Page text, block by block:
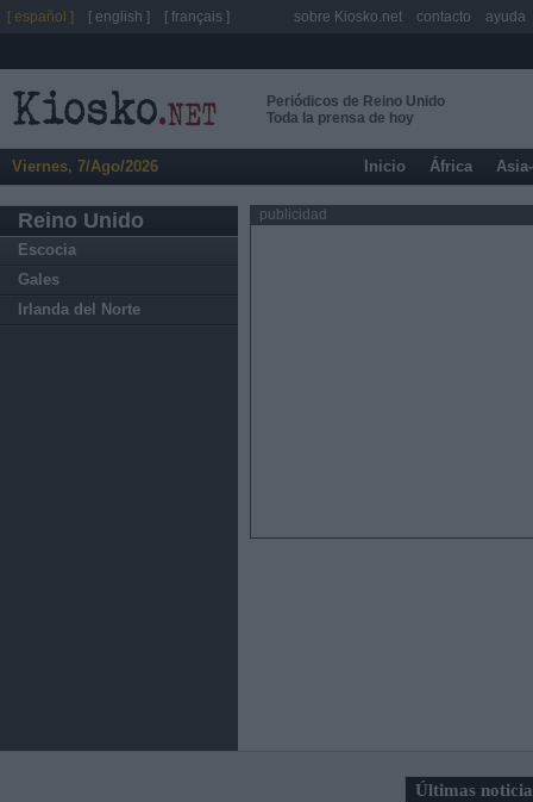
Periódicos de Reino Unido
Toda la prensa de hoy
Viernes, 7/Ago/2026 Inicio África
Reino Unido
Escocia
Gales
Irlanda del Norte
publicidad
Últimas
[ español ] [ english ] [ français ] sobre Kiosko.net contacto ayuda